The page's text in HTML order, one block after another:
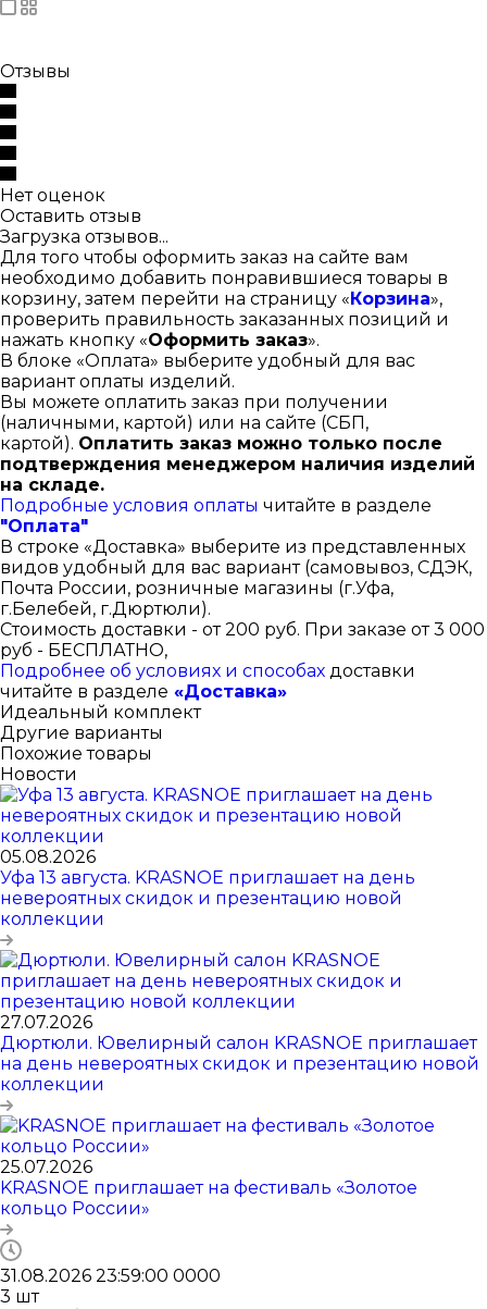
Отзывы
Нет оценок
Оставить отзыв
Загрузка отзывов...
Для того чтобы оформить заказ на сайте вам
необходимо добавить понравившиеся товары в
корзину, затем перейти на страницу «Корзина»,
проверить правильность заказанных позиций и
нажать кнопку «Оформить заказ».
В блоке «Оплата» выберите удобный для вас
вариант оплаты изделий.
Вы можете оплатить заказ при получении
(наличными, картой) или на сайте (СБП,
картой). Оплатить заказ можно только после
подтверждения менеджером наличия изделий
на складе.
Подробные условия оплаты читайте в разделе
"Оплата"
В строке «Доставка» выберите из представленных
видов удобный для вас вариант (самовывоз, СДЭК,
Почта России, розничные магазины (г.Уфа,
г.Белебей, г.Дюртюли).
Стоимость доставки - от 200 руб. При заказе от 3 000
руб - БЕСПЛАТНО,
Подробнее об условиях и способах доставки
читайте в разделе «Доставка»
Идеальный комплект
Другие варианты
Похожие товары
Новости
05.08.2026
Уфа 13 августа. KRASNOE приглашает на день
невероятных скидок и презентацию новой
коллекции
27.07.2026
Дюртюли. Ювелирный салон KRASNOE приглашает
на день невероятных скидок и презентацию новой
коллекции
25.07.2026
KRASNOE приглашает на фестиваль «Золотое
кольцо России»
31.08.2026 23:59:00 0000
3 шт